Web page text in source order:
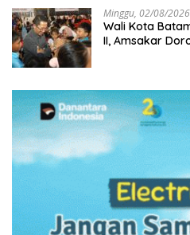
Minggu, 02/08/
Wali Kota
II, Amsakar